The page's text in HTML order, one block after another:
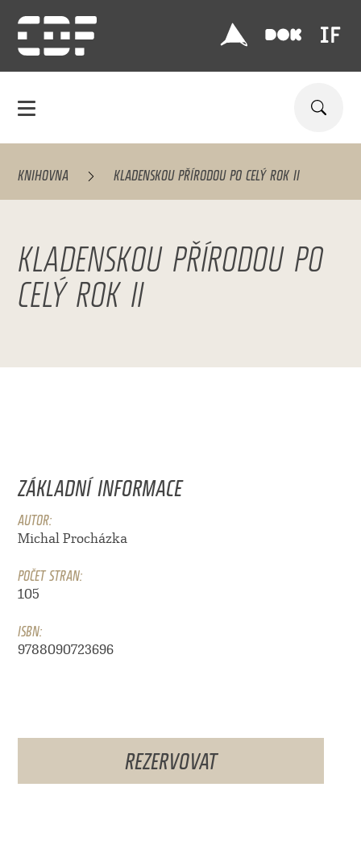
KNIHOVNA KLADENSKOU PŘÍRODOU PO CELÝ ROK II
KLADENSKOU PŘÍRODOU PO
CELÝ ROK II
ZÁKLADNÍ INFORMACE
AUTOR:
Michal Procházka
POČET STRAN:
105
ISBN:
9788090723696
REZERVOVAT